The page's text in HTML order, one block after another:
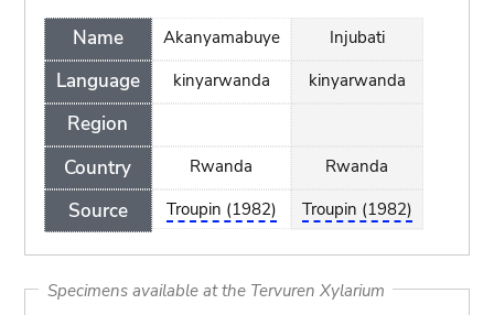
Name
Language
Region
Country
Source
Akanyamabuye
kinyarwanda
Rwanda
Troupin (1982)
Injubati
kinyarwanda
Rwanda
Troupin (1982)
Specimens available at the Tervuren Xylarium